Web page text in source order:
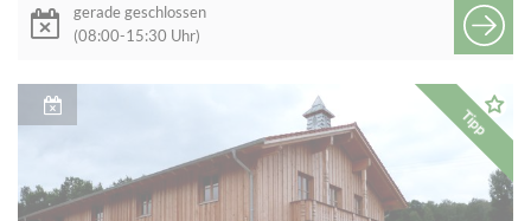
gerade geschlossen
(08:00-15:30 Uhr)
Tipp